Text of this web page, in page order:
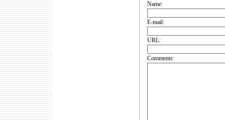
Name:
E-mail:
URL:
Comments: